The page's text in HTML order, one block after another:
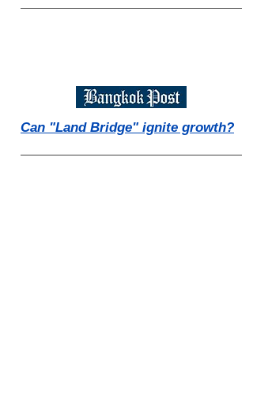
Can "Land Bridge" ignite growth?